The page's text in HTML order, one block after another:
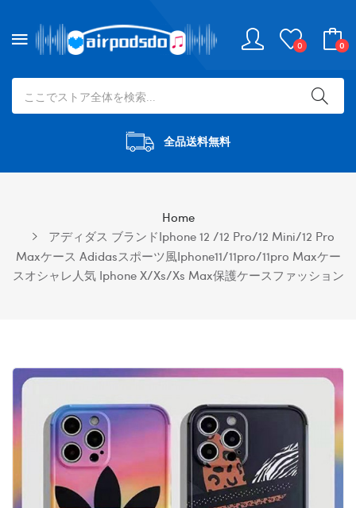
0 0
全品送料無料
Home
アディダス ブランドiphone 12 /12 Pro/12 Mini/12 Pro
Maxケース Adidasスポーツ風iphone11/11pro/11pro Maxケー
スオシャレ人気 Iphone X/xs/xs Max保護ケースファッション